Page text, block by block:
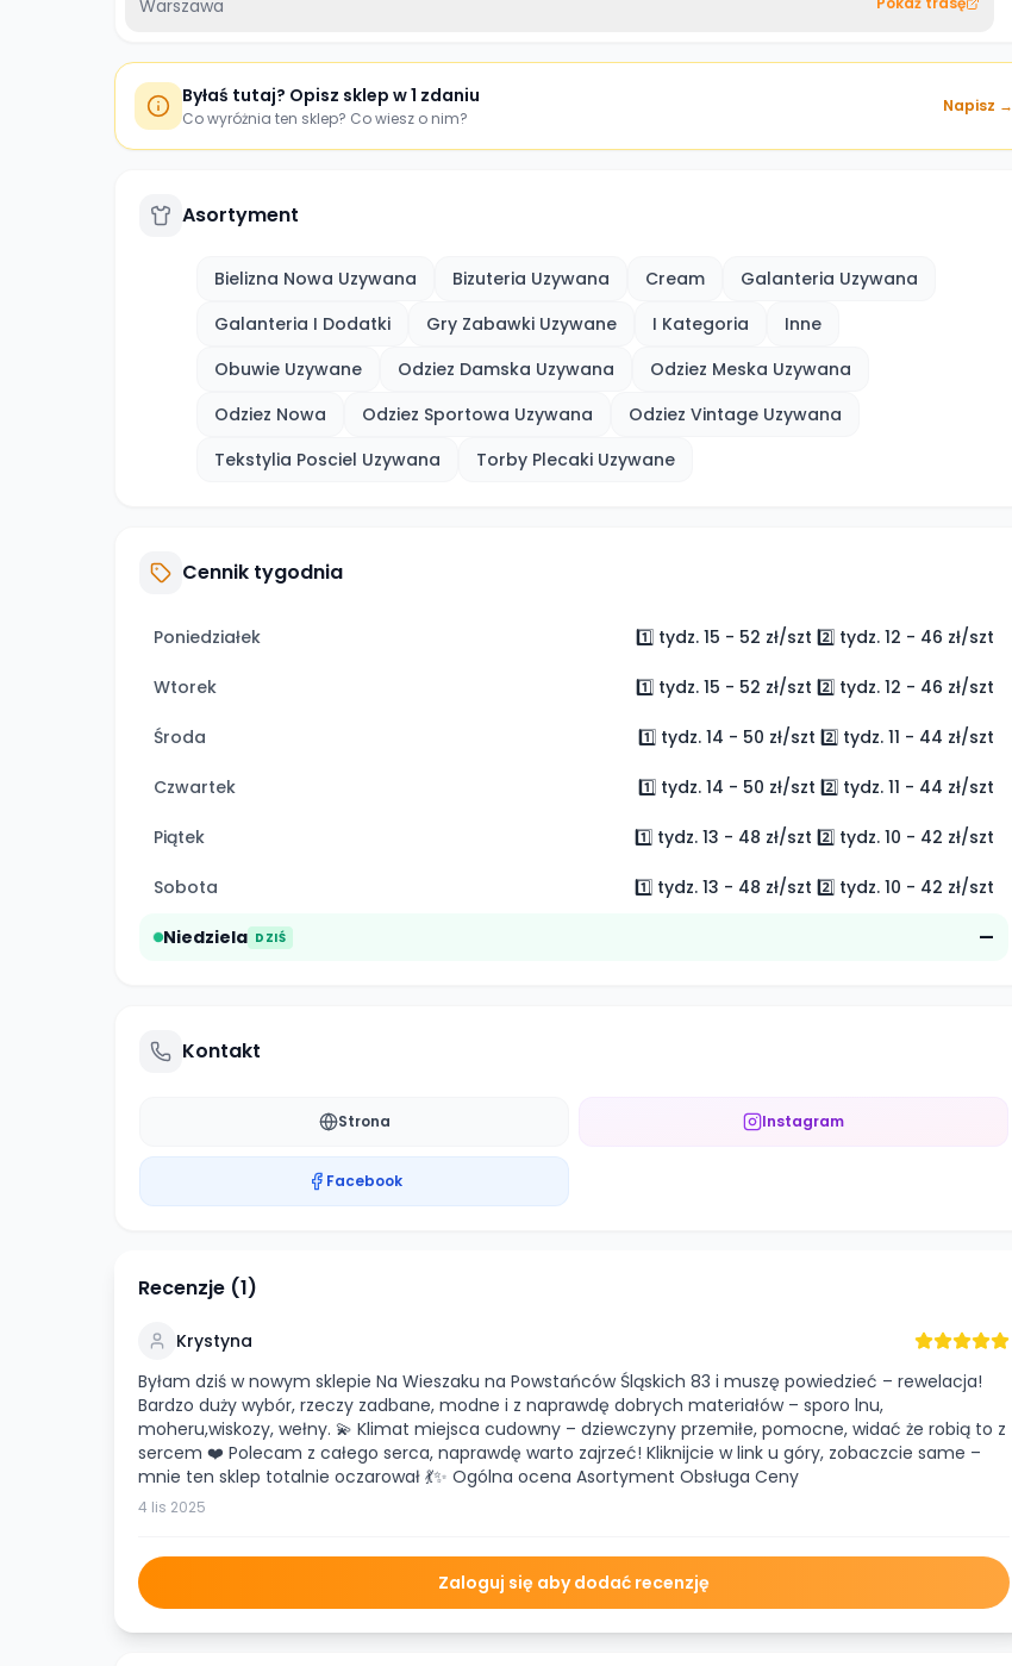
Warszawa
Byłaś tutaj? Opisz sklep w 1 zdaniu
Co wyróżnia ten sklep? Co wiesz o nim?
Napisz →
Asortyment
Bielizna Nowa Uzywana Bizuteria Uzywana Cream
Galanteria Uzywana
Galanteria I Dodatki
Gry Zabawki Uzywane I Kategoria
Inne
Obuwie Uzywane
Odziez Damska Uzywana
Odziez Meska Uzywana
Odziez Nowa
Odziez Sportowa Uzywana
Odziez Vintage Uzywana
Tekstylia Posciel Uzywana
Torby Plecaki Uzywane
Cennik tygodnia
Poniedziałek 1️⃣ tydz. 15 - 52 zł/szt 2️⃣ tydz. 12 - 46 zł/szt
Wtorek 1️⃣ tydz. 15 - 52 zł/szt 2️⃣ tydz. 12 - 46 zł/szt
Środa 1️⃣ tydz. 14 - 50 zł/szt 2️⃣ tydz. 11 - 44 zł/szt
Czwartek 1️⃣ tydz. 14 - 50 zł/szt 2️⃣ tydz. 11 - 44 zł/szt
Piątek 1️⃣ tydz. 13 - 48 zł/szt 2️⃣ tydz. 10 - 42 zł/szt
Sobota 1️⃣ tydz. 13 - 48 zł/szt 2️⃣ tydz. 10 - 42 zł/szt
Niedziela DZIŚ —
Kontakt
Strona Instagram
Facebook
Recenzje (1)
Krystyna
Byłam dziś w nowym sklepie Na Wieszaku na Powstańców Śląskich 83 i muszę powiedzieć – rewelacja!
Bardzo duży wybór, rzeczy zadbane, modne i z naprawdę dobrych materiałów – sporo lnu,
moheru,wiskozy, wełny. 💫 Klimat miejsca cudowny – dziewczyny przemiłe, pomocne, widać że robią to z
sercem ❤️ Polecam z całego serca, naprawdę warto zajrzeć! Kliknijcie w link u góry, zobaczcie same –
mnie ten sklep totalnie oczarował 💃✨ Ogólna ocena Asortyment Obsługa Ceny
4 lis 2025
Zaloguj się aby dodać recenzję